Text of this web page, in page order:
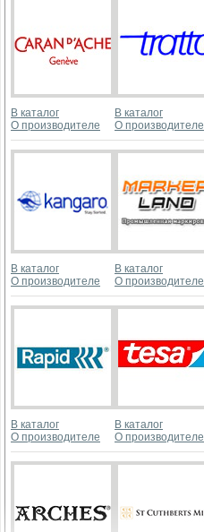
В каталог
О производителе
В каталог
О производителе
В каталог
О производителе
В каталог
О производителе
В каталог
О производителе
В каталог
О производителе